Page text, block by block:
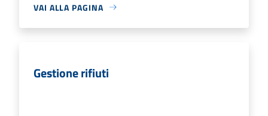
VAI ALLA PAGINA
Gestione rifiuti